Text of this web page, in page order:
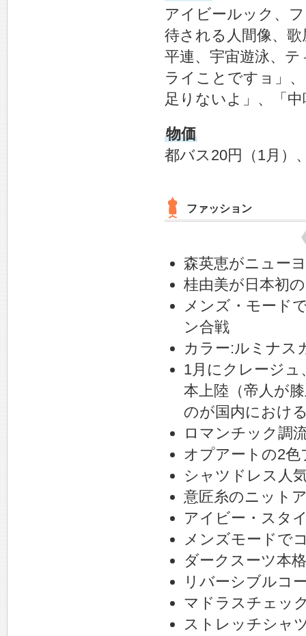
アイビールック、
待される人間像、
平連、宇宙遊泳、
ライことですョ」
足りないよ」、「
物価
都バス20円（1月）
ファッション
森英恵がニュー
桂由美が日本初
メンズ・モード
ン合戦
カラー:ルミナス
1月にクレージ
本上陸（帝人が
のが国内におけ
ロマンチック調
オプアートの2
シャツドレス人
意匠糸のニット
アイビー・スタ
メンズモードで
ダークスーツ本
リバーシブルコ
マドラスチェッ
ストレッチシャ